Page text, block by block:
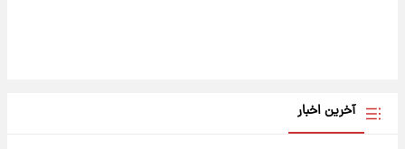
آخرین اخبار